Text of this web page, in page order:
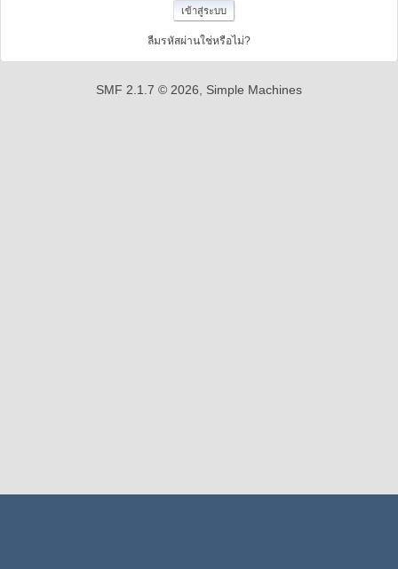
ลืมรหัสผ่านใช่หรือไม่?
SMF 2.1.7 © 2026, Simple Machines